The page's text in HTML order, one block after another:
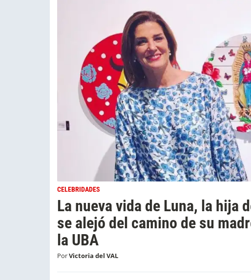
CELEBRIDADES
La nueva vida de Luna, la hija
se alejó del camino de su
la UBA
PorVictoria del VAL